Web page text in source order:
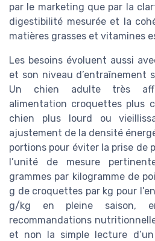
par le marketing que par la
digestibilité mesurée et la
matières grasses et vitamines
Les besoins évoluent aussi
et son niveau d’entraînement
Un chien adulte très
alimentation croquettes plus
chien plus lourd ou
ajustement de la densité
portions pour éviter la prise de
l’unité de mesure
grammes par kilogramme de
g de croquettes par kg pour
g/kg en pleine saison,
recommandations
et non la simple lecture